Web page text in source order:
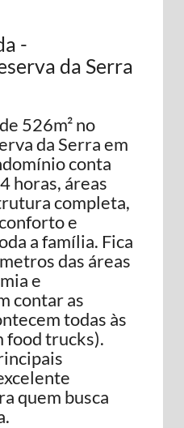
-
da Serra
526m² no
da Serra em
conta
horas, áreas
completa,
e
a família. Fica
das áreas
e
contar as
todas às
food trucks).
quem busca